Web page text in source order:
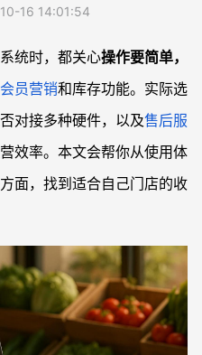
会员积分？
16 14:01:54
统时，都关心操作要简单，
会员营销和库存功能。实际选
对接多种硬件，以及售后服
效率。本文会帮你从使用体
面，找到适合自己门店的收